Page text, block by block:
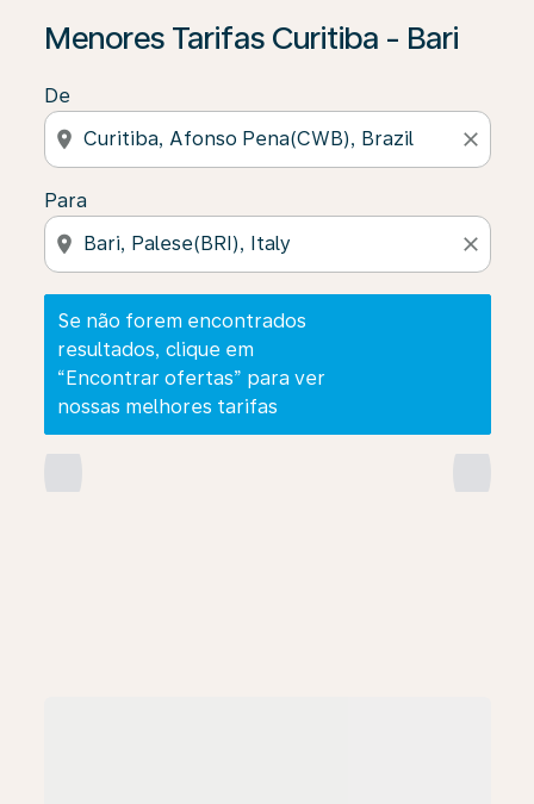
Menores Tarifas Curitiba - Bari
De
location_on close
Para
location_on close
Se não forem encontrados
resultados, clique em
“Encontrar ofertas” para ver
nossas melhores tarifas
Se não forem encontrados resultados, clique em